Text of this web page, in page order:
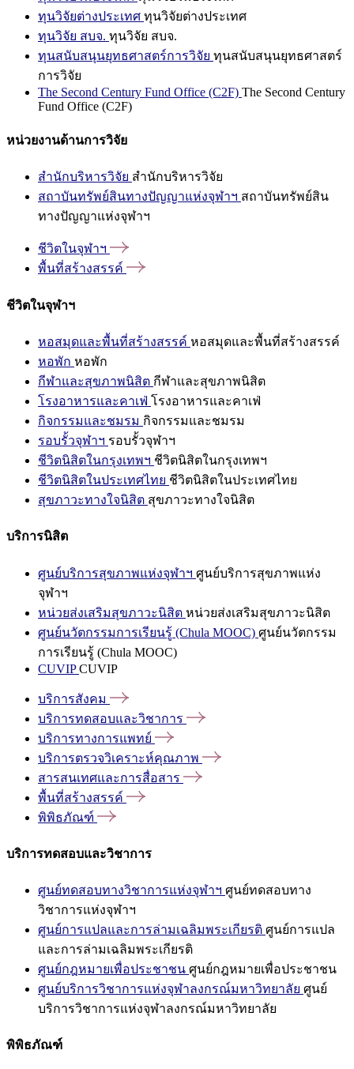
ทุนวิจัยต่างประเทศ ทุนวิจัยต่างประเทศ
ทุนวิจัย สบจ. ทุนวิจัย สบจ.
ทุนสนับสนุนยุทธศาสตร์การวิจัย ทุนสนับสนุนยุทธศาสตร์
การวิจัย
The Second Century Fund Office (C2F) The Second Century
Fund Office (C2F)
หน่วยงานด้านการวิจัย
สำนักบริหารวิจัย สำนักบริหารวิจัย
สถาบันทรัพย์สินทางปัญญาแห่งจุฬาฯ สถาบันทรัพย์สิน
ทางปัญญาแห่งจุฬาฯ
ชีวิตในจุฬาฯ
พื้นที่สร้างสรรค์
ชีวิตในจุฬาฯ
หอสมุดและพื้นที่สร้างสรรค์ หอสมุดและพื้นที่สร้างสรรค์
หอพัก หอพัก
กีฬาและสุขภาพนิสิต กีฬาและสุขภาพนิสิต
โรงอาหารและคาเฟ่ โรงอาหารและคาเฟ่
กิจกรรมและชมรม กิจกรรมและชมรม
รอบรั้วจุฬาฯ รอบรั้วจุฬาฯ
ชีวิตนิสิตในกรุงเทพฯ ชีวิตนิสิตในกรุงเทพฯ
ชีวิตนิสิตในประเทศไทย ชีวิตนิสิตในประเทศไทย
สุขภาวะทางใจนิสิต สุขภาวะทางใจนิสิต
บริการนิสิต
ศูนย์บริการสุขภาพแห่งจุฬาฯ ศูนย์บริการสุขภาพแห่ง
จุฬาฯ
หน่วยส่งเสริมสุขภาวะนิสิต หน่วยส่งเสริมสุขภาวะนิสิต
ศูนย์นวัตกรรมการเรียนรู้ (Chula MOOC) ศูนย์นวัตกรรม
การเรียนรู้ (Chula MOOC)
CUVIPCUVIP
บริการสังคม
บริการทดสอบและวิชาการ
บริการทางการแพทย์
บริการตรวจวิเคราะห์คุณภาพ
สารสนเทศและการสื่อสาร
พื้นที่สร้างสรรค์
พิพิธภัณฑ์
บริการทดสอบและวิชาการ
ศูนย์ทดสอบทางวิชาการแห่งจุฬาฯ ศูนย์ทดสอบทาง
วิชาการแห่งจุฬาฯ
ศูนย์การแปลและการล่ามเฉลิมพระเกียรติ ศูนย์การแปล
และการล่ามเฉลิมพระเกียรติ
ศูนย์กฎหมายเพื่อประชาชน ศูนย์กฎหมายเพื่อประชาชน
ศูนย์บริการวิชาการแห่งจุฬาลงกรณ์มหาวิทยาลัย ศูนย์
บริการวิชาการแห่งจุฬาลงกรณ์มหาวิทยาลัย
พิพิธภัณฑ์